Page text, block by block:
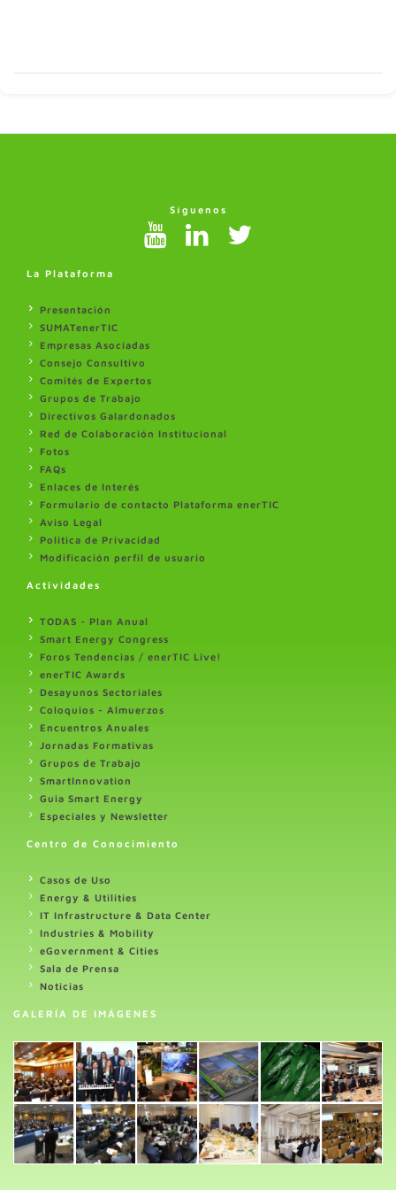
Síguenos
La Plataforma
Presentación
SUMATenerTIC
Empresas Asociadas
Consejo Consultivo
Comités de Expertos
Grupos de Trabajo
Directivos Galardonados
Red de Colaboración Institucional
Fotos
FAQs
Enlaces de Interés
Formulario de contacto Plataforma enerTIC
Aviso Legal
Politica de Privacidad
Modificación perfil de usuario
Actividades
TODAS - Plan Anual
Smart Energy Congress
Foros Tendencias / enerTIC Live!
enerTIC Awards
Desayunos Sectoriales
Coloquios - Almuerzos
Encuentros Anuales
Jornadas Formativas
Grupos de Trabajo
SmartInnovation
Guia Smart Energy
Especiales y Newsletter
Centro de Conocimiento
Casos de Uso
Energy & Utilities
IT Infrastructure & Data Center
Industries & Mobility
eGovernment & Cities
Sala de Prensa
Noticias
GALERÍA DE IMÁGENES